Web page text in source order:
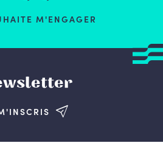
M'ENGAGER